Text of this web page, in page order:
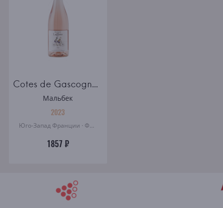
Cotes de Gascogne Domaine Laffitte Rosé
Мальбек
2023
Юго-Запад Франции · Франция
1857 ₽